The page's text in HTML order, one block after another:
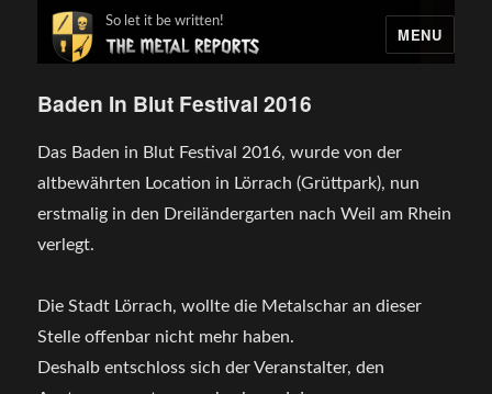
MENU
So let it be written!
Baden In Blut Festival 2016
Das Baden in Blut Festival 2016, wurde von der
altbewährten Location in Lörrach (Grüttpark), nun
erstmalig in den Dreiländergarten nach Weil am Rhein
verlegt.
Die Stadt Lörrach, wollte die Metalschar an dieser
Stelle offenbar nicht mehr haben.
Deshalb entschloss sich der Veranstalter, den